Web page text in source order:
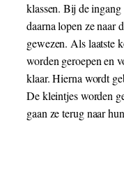
klassen. Bij de
daarna lopen ze naar
gewezen. Als laatste
worden geroepen en
klaar. Hierna wordt
De kleintjes worden
gaan ze terug naar